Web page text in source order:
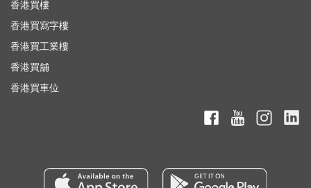
香港買樓
香港買寫字樓
香港買工業樓
香港買舖
香港買車位